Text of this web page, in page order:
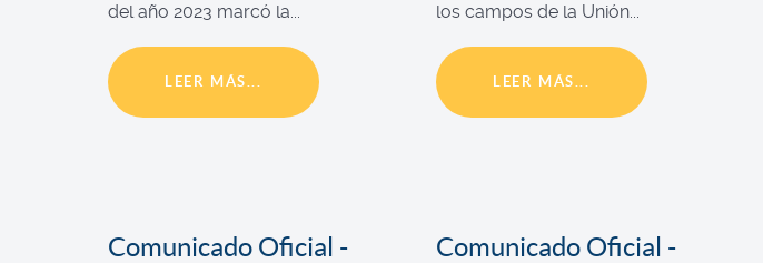
del año 2023 marcó la...
LEER MÁS...
los campos de la Unión...
LEER MÁS...
Comunicado Oficial -
Comunicado Oficial -